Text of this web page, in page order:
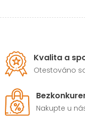
Kvalita a
Otestováno
Nakupte u